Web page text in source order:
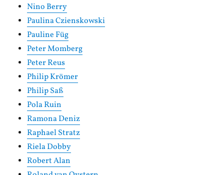
Nino Berry
Paulina Czienskowski
Pauline Füg
Peter Momberg
Peter Reus
Philip Krömer
Philip Saß
Pola Ruin
Ramona Deniz
Raphael Stratz
Riela Dobby
Robert Alan